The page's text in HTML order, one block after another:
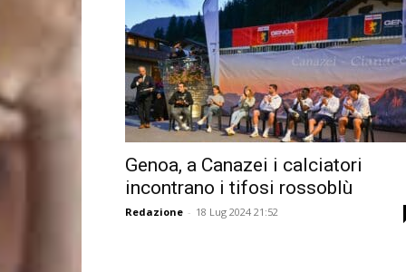
Genoa, a Canazei i calciatori
incontrano i tifosi rossoblù
Redazione - 18 Lug 2024 21:52